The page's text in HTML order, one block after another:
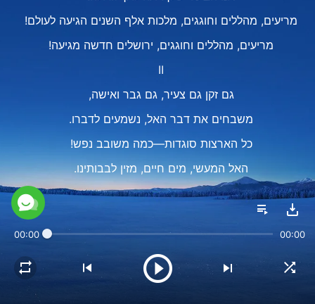
מריעים, מהללים וחוגגים, מלכות אלף השנים הגיעה לעולם!
מריעים, מהללים וחוגגים, ירושלים חדשה מגיעה!
II
גם זקן גם צעיר, גם גבר ואישה,
משבחים את דבר האל, נשמעים לדברו.
כל הארצות סוגדות—כמה משובב נפש!
האל המעשי, מים חיים, מזין לבבותינו.
מריעים, מהללים וחוגגים, דבר האל מפגין סמכות.
מריעים, מהללים וחוגגים, דבר האל שולט בכל.
חווינו את משפט האל, חווינו את הייסורים.
00:00 00:00